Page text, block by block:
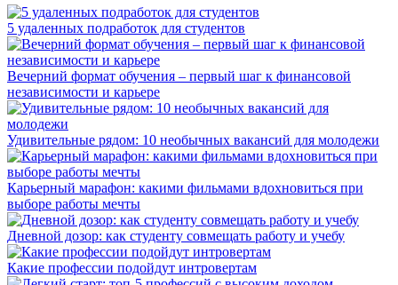
5 удаленных подработок для студентов
Вечерний формат обучения – первый шаг к финансовой
независимости и карьере
Удивительные рядом: 10 необычных вакансий для молодежи
Карьерный марафон: какими фильмами вдохновиться при
выборе работы мечты
Дневной дозор: как студенту совмещать работу и учебу
Какие профессии подойдут интровертам